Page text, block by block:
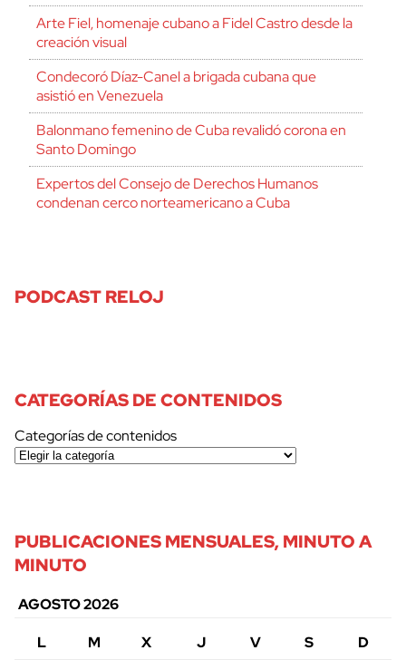
Arte Fiel, homenaje cubano a Fidel Castro desde la
creación visual
Condecoró Díaz-Canel a brigada cubana que
asistió en Venezuela
Balonmano femenino de Cuba revalidó corona en
Santo Domingo
Expertos del Consejo de Derechos Humanos
condenan cerco norteamericano a Cuba
PODCAST RELOJ
CATEGORÍAS DE CONTENIDOS
Categorías de contenidos
PUBLICACIONES MENSUALES, MINUTO A
MINUTO
AGOSTO 2026
L
M X J V S D